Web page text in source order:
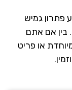
גמיש
אתם
או פריט